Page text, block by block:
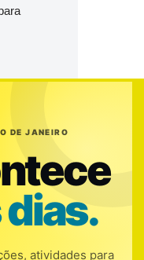
DE JANEIRO
atividades para